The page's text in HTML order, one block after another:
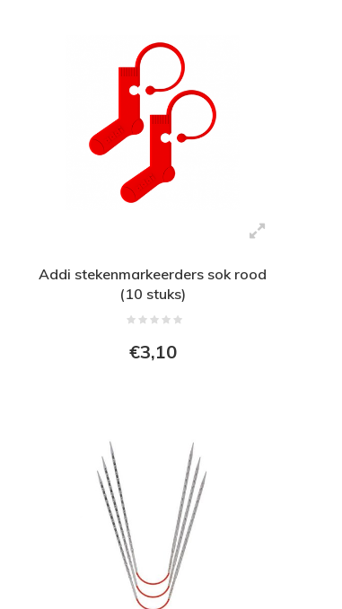
Addi stekenmarkeerders sok rood
(10 stuks)
€3,10